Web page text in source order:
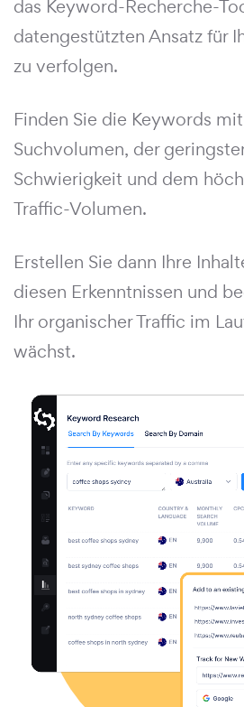
das Keyword-Recherche-
datengestützten Ansatz für
zu verfolgen.
Finden Sie die Keywords
Suchvolumen, der
Schwierigkeit und dem
Traffic-Volumen.
Erstellen Sie dann Ihre
diesen Erkenntnissen und
Ihr organischer Traffic im
wächst.